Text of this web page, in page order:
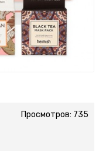
Просмотров: 735